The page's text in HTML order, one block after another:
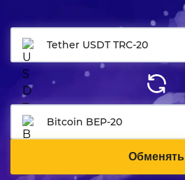
Tether USDT TRC-20
Bitcoin BEP-20
Обменять